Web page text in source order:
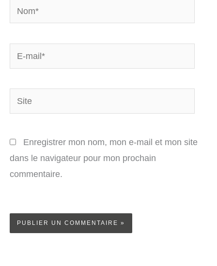
Nom*
E-
mail*
Site
Enregistrer mon nom, mon e-mail et mon site
dans le navigateur pour mon prochain
commentaire.